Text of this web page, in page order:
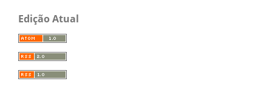
Edição Atual